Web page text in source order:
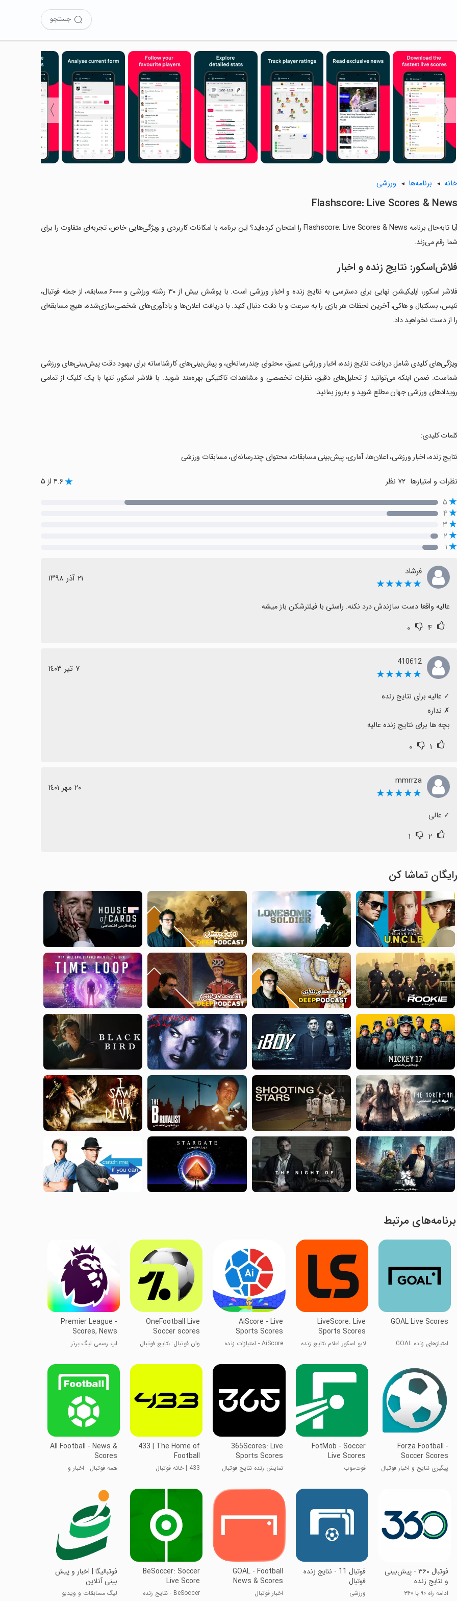
جستجو
〈
〉
خانه برنامه‌ها ورزشی
Flashscore: Live Scores & News
آیا تابه‌حال برنامه Flashscore: Live Scores & News را امتحان کرده‌اید؟ این برنامه با امکانات کاربردی و ویژگی‌هایی خاص، تجربه‌ای متفاوت را برای
شما رقم می‌زند.
فلاش‌اسکور: نتایج زنده و اخبار
فلاشر اسکور، اپلیکیشن نهایی برای دسترسی به نتایج زنده و اخبار ورزشی است. با پوشش بیش از ۳۰ رشته ورزشی و ۶۰۰۰ مسابقه، از جمله فوتبال،
تنیس، بسکتبال و هاکی، آخرین لحظات هر بازی را به سرعت و با دقت دنبال کنید. با دریافت اعلان‌ها و یادآوری‌های شخصی‌سازی‌شده، هیچ مسابقه‌ای
را از دست نخواهید داد.
‏ویژگی‌های کلیدی شامل دریافت نتایج زنده، اخبار ورزشی عمیق، محتوای چندرسانه‌ای، و پیش‌بینی‌های کارشناسانه برای بهبود دقت پیش‌بینی‌های ورزشی
شماست. ضمن اینکه می‌توانید از تحلیل‌های دقیق، نظرات تخصصی و مشاهدات تاکتیکی بهره‌مند شوید. با فلاشر اسکور، تنها با یک کلیک از تمامی
رویدادهای ورزشی جهان مطلع شوید و به‌روز بمانید.
‏کلمات کلیدی:
‏نتایج زنده، اخبار ورزشی، اعلان‌ها، آماری، پیش‌بینی مسابقات، محتوای چندرسانه‌ای، مسابقات ورزشی
نظرات و امتیازها ۷۲ نظر ۴.۶ از ۵
۵
۴
۳
۲
۱
فرشاد
★★★★★ ٢١ آذر ١٣٩٨
عالیه واقعا دست سازندش درد نکنه. راستی با فیلترشکن باز میشه
۴ ۰
410612
★★★★★ ٧ تیر ١٤٠٣
بچه ها برای نتایج زنده عالیه
۱ ۰
mmrrza
★★★★★ ٢٠ مهر ١٤٠١
‏✓ عالی
۲ ۱
رایگان تماشا کن
برنامه‌های مرتبط
GOAL Live Scores
امتیازهای زنده GOAL
LiveScore: Live
Sports Scores
لایو اسکور اعلام نتایج زنده
AiScore - Live
Sports Scores
AiScore - امتیازات زنده
OneFootball Live
Soccer scores
وان فوتبال: نتایج فوتبال
Premier League -
Scores, News
اپ رسمی لیگ برتر
Forza Football -
Soccer Scores
پیگیری نتایج و اخبار فوتبال
FotMob - Soccer
Live Scores
فوت‌موب
365Scores: Live
Sports Scores
نمایش زنده نتایج فوتبال
433 | The Home of
Football
433 | خانه فوتبال
All Football - News &
Scores
همه فوتبال - اخبار و
فوتبال ۳۶۰ - پیش‌بینی
و نتایج زنده
ادامه راه ۹۰ با ۳۶۰
فوتبال 11 - نتایج زنده
فوتبال
ورزشی
GOAL - Football
News & Scores
اخبار فوتبال
BeSoccer: Soccer
Live Score
BeSoccer - نتایج زنده
‏‏‏‏‏‏‏‏‏‏فوتبالیگا | اخبار و پیش
بینی آنلاین
لیگ مسابقات و ویدیو